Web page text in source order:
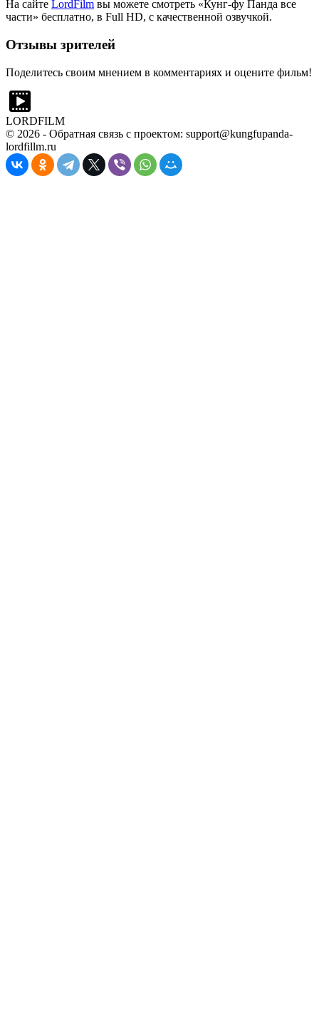
На сайте LordFilm вы можете смотреть «Кунг-фу Панда все
части» бесплатно, в Full HD, с качественной озвучкой.
Отзывы зрителей
Поделитесь своим мнением в комментариях и оцените фильм!
LORDFILM
© 2026 - Обратная связь с проектом: support@kungfupanda-
lordfillm.ru